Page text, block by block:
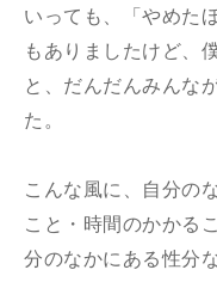
いっても、「やめた
もありましたけど、
と、だんだんみんな
た。
こんな風に、自分の
こと・時間のかかる
分のなかにある性分